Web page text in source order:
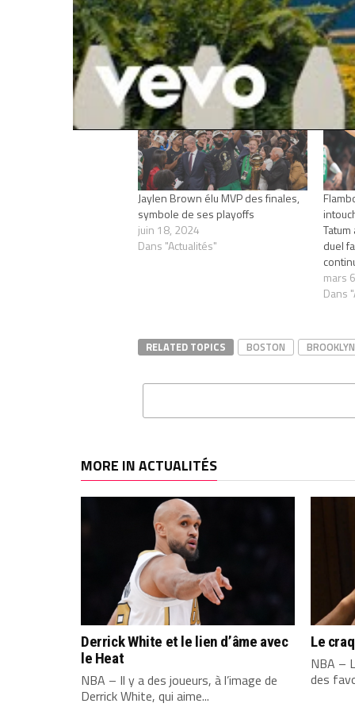
Articles similaires
Jaylen Brown élu MVP des finales,
symbole de ses playoffs
juin 18, 2024
Dans "Actualités"
duel
mars
Dans
RELATED TOPICS BOSTON BROOKLYN
MORE IN ACTUALITÉS
Derrick White et le lien d’âme avec
le Heat
NBA – Il y a des joueurs, à l’image de
Derrick White, qui aime...
Le
NBA –
des